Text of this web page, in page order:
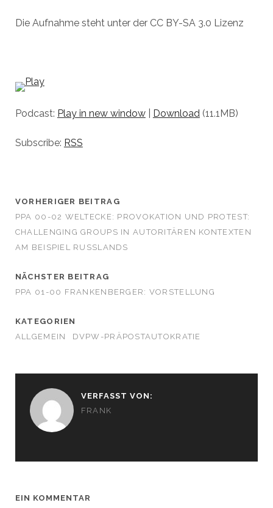
Die Aufnahme steht unter der CC BY-SA 3.0 Lizenz
Podcast: Play in new window| Download(11.1MB)
Subscribe: RSS
VORHERIGER BEITRAG
PPA 00-02 WELTECKE: PROVOKATION UND PROTEST:
CHALLENGING GROUPS IN AUTORITÄREN KONTEXTEN
AM BEISPIEL RUSSLANDS
NÄCHSTER BEITRAG
PPA 01-00 FRANKENBERGER: VORSTELLUNG
KATEGORIEN
ALLGEMEIN
DVPW-PRÄPOSTAUTOKRATIE
VERFASST VON:
FRANK
EIN KOMMENTAR